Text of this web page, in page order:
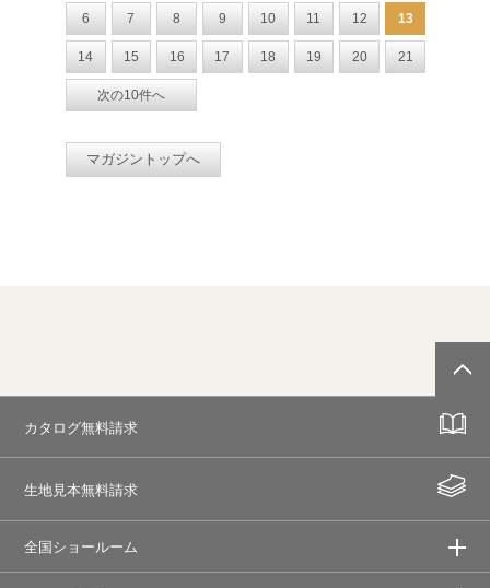
6 7 8 9 10 11 12 13
14 15 16 17 18 19 20 21
次の10件へ
マガジントップへ
カタログ無料請求
生地見本無料請求
全国ショールーム